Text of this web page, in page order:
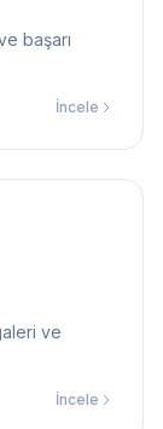
başarı
İncele
ve
İncele